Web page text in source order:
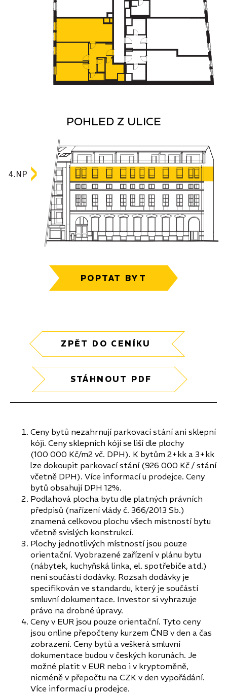
POHLED Z ULICE
POPTAT BYT
ZPĚT DO CENÍKU
STÁHNOUT PDF
Ceny bytů nezahrnují parkovací stání ani sklepní
kóji. Ceny sklepních kójí se liší dle plochy
(100 000 Kč/m2 vč. DPH). K bytům 2+kk a 3+kk
lze dokoupit parkovací stání (926 000 Kč / stání
včetně DPH). Více informací u prodejce. Ceny
bytů obsahují DPH 12%.
Podlahová plocha bytu dle platných právních
předpisů (nařízení vlády č. 366/2013 Sb.)
znamená celkovou plochu všech místností bytu
včetně svislých konstrukcí.
Plochy jednotlivých místností jsou pouze
orientační. Vyobrazené zařízení v plánu bytu
(nábytek, kuchyňská linka, el. spotřebiče atd.)
není součástí dodávky. Rozsah dodávky je
specifikován ve standardu, který je součástí
smluvní dokumentace. Investor si vyhrazuje
právo na drobné úpravy.
Ceny v EUR jsou pouze orientační. Tyto ceny
jsou online přepočteny kurzem ČNB v den a čas
zobrazení. Ceny bytů a veškerá smluvní
dokumentace budou v českých korunách. Je
možné platit v EUR nebo i v kryptoměně,
nicméně v přepočtu na CZK v den vypořádání.
Více informací u prodejce.